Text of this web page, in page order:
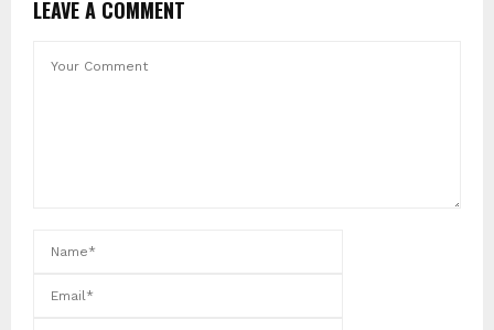
LEAVE A COMMENT